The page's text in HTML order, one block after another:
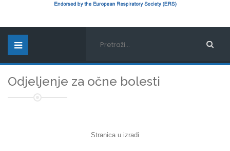
Odjeljenje za očne bolesti
Stranica u izradi